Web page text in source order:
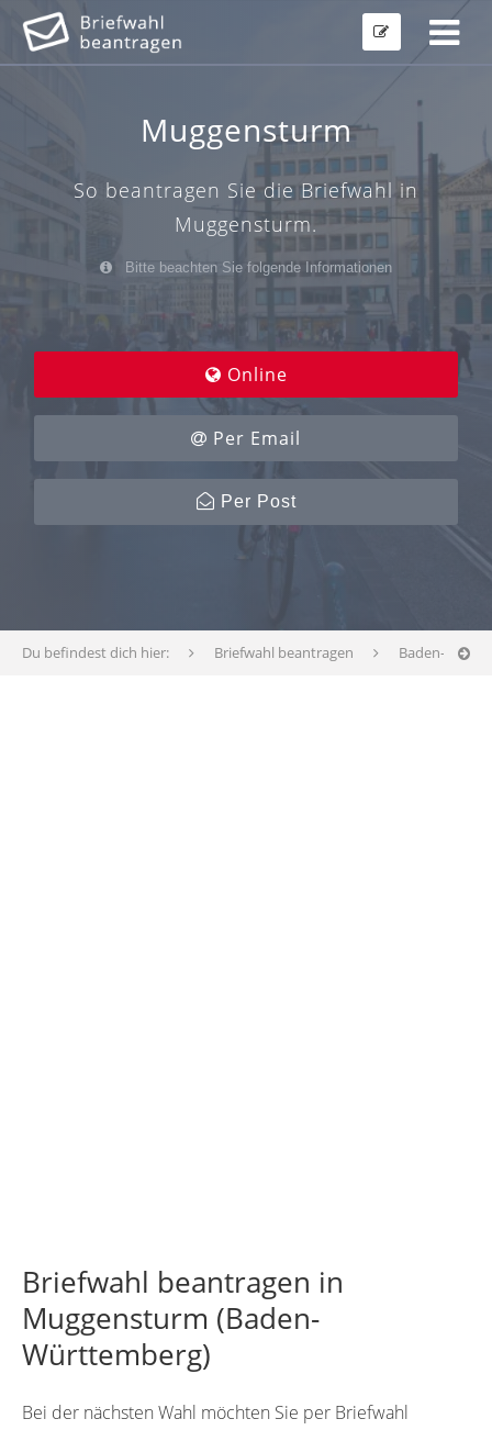
Muggensturm
So beantragen Sie die Briefwahl in
Muggensturm.
Bitte beachten Sie folgende Informationen
Online
Per Email
Per Post
Du befindest dich hier: Briefwahl beantragen Baden-
Briefwahl beantragen in
Muggensturm (Baden-
Württemberg)
Bei der nächsten Wahl möchten Sie per Briefwahl